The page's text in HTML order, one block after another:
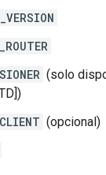
(solo
(opcional)